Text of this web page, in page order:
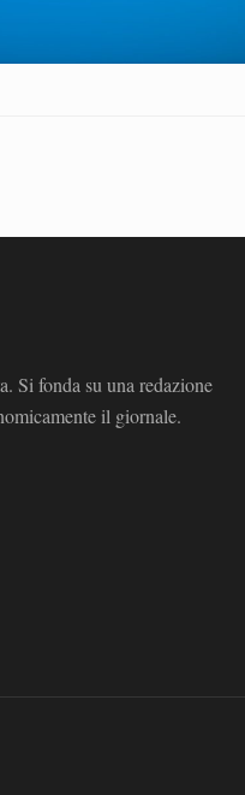
Si fonda su una redazione
il giornale.